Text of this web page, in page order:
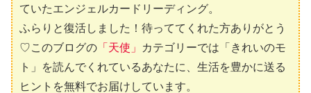
ていたエンジェルカードリーディング。
ふらりと復活しました！待っててくれた方ありがとう
♡このブログの 「天使」
カテゴリーでは「きれいのモ
ト」を読んでくれているあなたに、生活を豊かに送る
ヒントを無料でお届けしています。